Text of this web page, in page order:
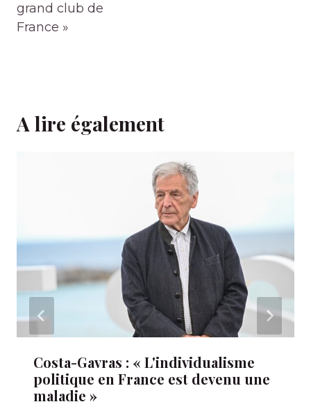
grand club de
France »
A lire également
Costa-Gavras : « L'individualisme
politique en France est devenu une
maladie »